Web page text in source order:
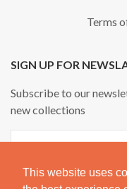
This website uses
Terms
SIGN UP FOR
Subscribe to our
new collections